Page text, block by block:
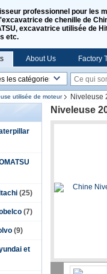
professionnel pour les
de chenille de
excavatrice utilisée de
etc.
About Us Factory
utilisée de moteur
Niveleuse
(25)
(7)
(9)
et
Niveleuse